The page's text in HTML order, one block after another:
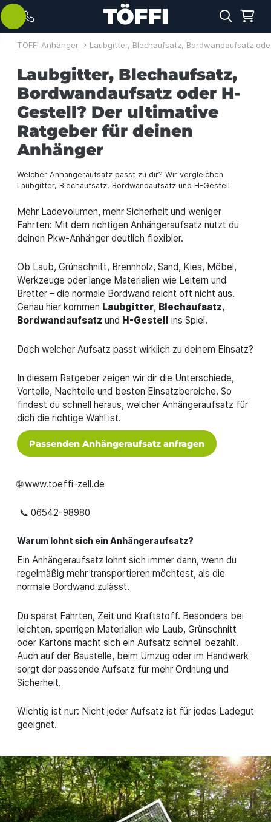
TÖFFI Anhänger Laubgitter, Blechaufsatz, Bordwandaufsatz
Laubgitter, Blechaufsatz,
Bordwandaufsatz oder H-
Gestell? Der ultimative
Ratgeber für deinen
Anhänger
Welcher Anhängeraufsatz passt zu dir? Wir vergleichen
Laubgitter, Blechaufsatz, Bordwandaufsatz und H-Gestell
Mehr Ladevolumen, mehr Sicherheit und weniger
Fahrten: Mit dem richtigen Anhängeraufsatz nutzt du
deinen Pkw-Anhänger deutlich flexibler.
Ob Laub, Grünschnitt, Brennholz, Sand, Kies, Möbel,
Werkzeuge oder lange Materialien wie Leitern und
Bretter – die normale Bordwand reicht oft nicht aus.
Genau hier kommen Laubgitter, Blechaufsatz,
Bordwandaufsatz und H-Gestell ins Spiel.
Doch welcher Aufsatz passt wirklich zu deinem Einsatz?
In diesem Ratgeber zeigen wir dir die Unterschiede,
Vorteile, Nachteile und besten Einsatzbereiche. So
findest du schnell heraus, welcher Anhängeraufsatz für
dich die richtige Wahl ist.
Passenden Anhängeraufsatz anfragen
🌐 www.toeffi-zell.de
📞 06542-98980
Warum lohnt sich ein Anhängeraufsatz?
Ein Anhängeraufsatz lohnt sich immer dann, wenn du
regelmäßig mehr transportieren möchtest, als die
normale Bordwand zulässt.
Du sparst Fahrten, Zeit und Kraftstoff. Besonders bei
leichten, sperrigen Materialien wie Laub, Grünschnitt
oder Kartons macht sich ein Aufsatz schnell bezahlt.
Auch auf der Baustelle, beim Umzug oder im Handwerk
sorgt der passende Aufsatz für mehr Ordnung und
Sicherheit.
Wichtig ist nur: Nicht jeder Aufsatz ist für jedes Ladegut
geeignet.